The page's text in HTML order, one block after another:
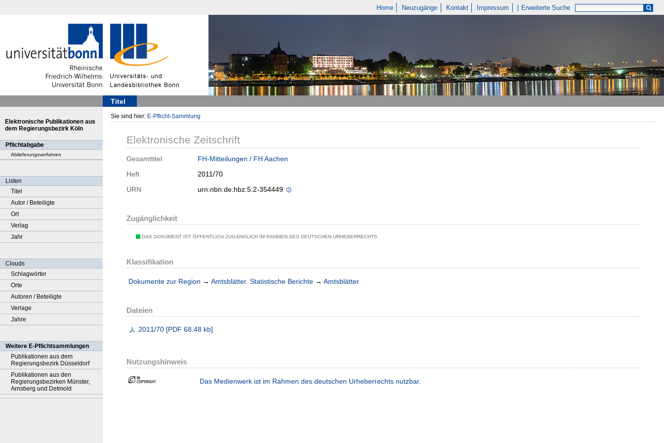
Home Neuzugänge Kontakt Impressum Erweiterte Suche
Titel
Elektronische Publikationen aus
dem Regierungsbezirk Köln
Pflichtabgabe
Ablieferungsverfahren
Listen
Titel
Autor / Beteiligte
Ort
Verlag
Jahr
Clouds
Schlagwörter
Orte
Autoren / Beteiligte
Verlage
Jahre
Weitere E-Pflichtsammlungen
Publikationen aus dem
Regierungsbezirk Düsseldorf
Publikationen aus den
Regierungsbezirken Münster,
Arnsberg und Detmold
Sie sind hier: E-Pflicht-Sammlung
Elektronische Zeitschrift
Gesamttitel
FH-Mitteilungen / FH Aachen
Heft
2011/70
URN
urn:nbn:de:hbz:5:2-354449
Zugänglichkeit
DAS DOKUMENT IST ÖFFENTLICH ZUGÄNGLICH IM RAHMEN DES DEUTSCHEN URHEBERRECHTS.
Klassifikation
Dokumente zur Region → Amtsblätter. Statistische Berichte → Amtsblätter
Dateien
2011/70 [PDF 68.48 kb]
Nutzungshinweis
Das Medienwerk ist im Rahmen des deutschen Urheberrechts nutzbar.